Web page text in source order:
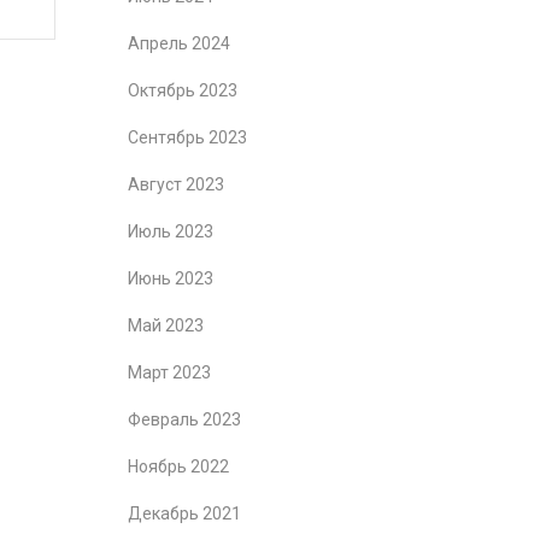
Апрель 2024
Октябрь 2023
Сентябрь 2023
Август 2023
Июль 2023
Июнь 2023
Май 2023
Март 2023
Февраль 2023
Ноябрь 2022
Декабрь 2021